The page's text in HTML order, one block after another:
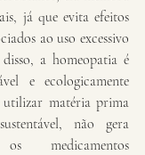
já que evita efeitos
ao uso excessivo
a homeopatia é
e ecologicamente
matéria prima
não gera
medicamentos